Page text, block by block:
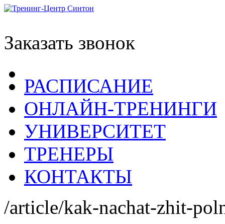
Заказать звонок
РАСПИСАНИЕ
ОНЛАЙН-ТРЕНИНГИ
УНИВЕРСИТЕТ
ТРЕНЕРЫ
КОНТАКТЫ
/article/kak-nachat-zhit-